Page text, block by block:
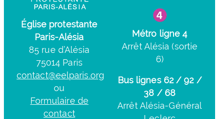
Église protestante
Paris-Alésia
85 rue d’Alésia
75014 Paris
contact@eelparis.org
ou
Formulaire de
contact
Métro ligne 4
Arrêt Alésia (sortie
6)
Bus lignes 62 / 92 /
38 / 68
Arrêt Alésia-Général